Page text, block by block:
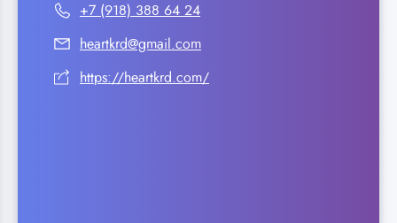
+7 (918) 388 64 24
heartkrd@gmail.com
https://heartkrd.com/